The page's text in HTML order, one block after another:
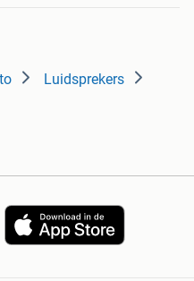
Luidsprekers